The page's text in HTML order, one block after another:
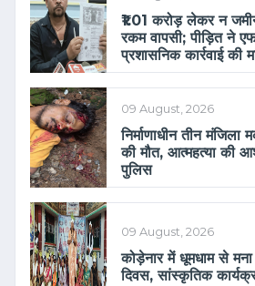
₹1.01 करोड़ लेकर न
रकम वापसी; पीड़ित ने
प्रशासनिक कार्रवाई की
09 August, 2026
निर्माणाधीन तीन
की मौत, आत्महत्या की
पुलिस
09 August, 2026
कोड़ेनार में धूमधाम से मना
दिवस, सांस्कृतिक